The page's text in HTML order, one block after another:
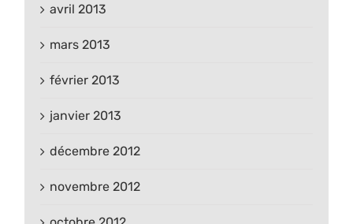
avril 2013
mars 2013
février 2013
janvier 2013
décembre 2012
novembre 2012